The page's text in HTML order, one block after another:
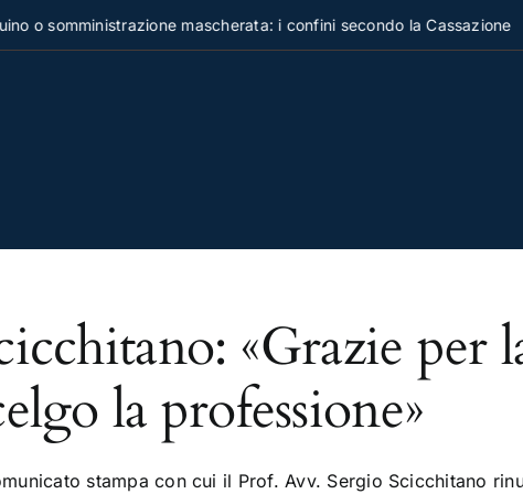
o somministrazione mascherata: i confini secondo la Cassazione
«Grazie per
la professione»
stampa con cui il Prof. Avv. Sergio Scicchitano